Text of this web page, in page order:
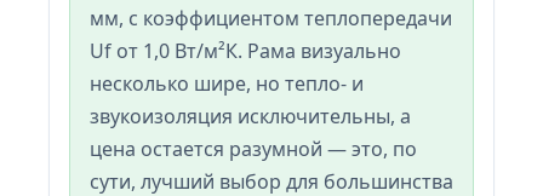
мм, с коэффициентом теплопередачи
Uf от 1,0 Вт/м²К. Рама визуально
несколько шире, но тепло- и
звукоизоляция исключительны, а
цена остается разумной — это, по
сути, лучший выбор для большинства